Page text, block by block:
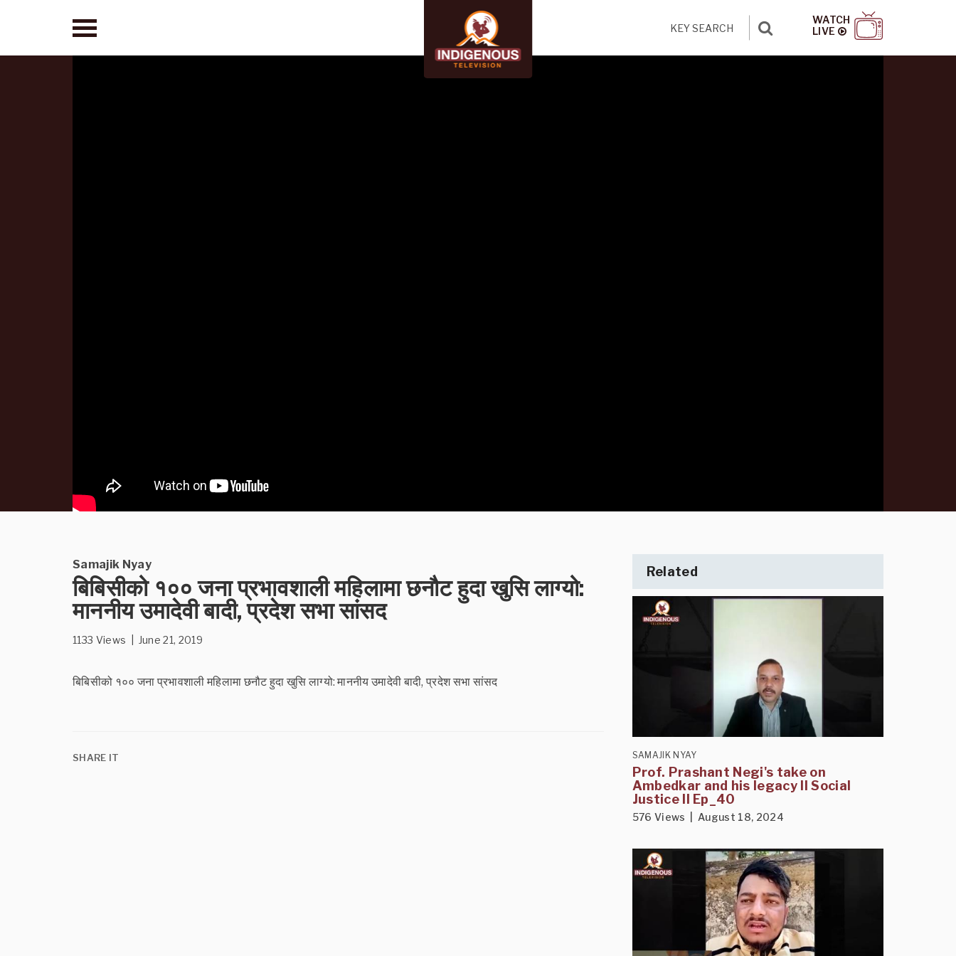
WATCH
LIVE
Samajik Nyay
बिबिसीको १०० जना प्रभावशाली महिलामा छनौट हुदा खुसि लाग्यो:
माननीय उमादेवी बादी, प्रदेश सभा सांसद
1133 Views | June 21, 2019
बिबिसीको १०० जना प्रभावशाली महिलामा छनौट हुदा खुसि लाग्यो: माननीय उमादेवी बादी, प्रदेश सभा सांसद
SHARE IT
Related
SAMAJIK NYAY
Prof. Prashant Negi's take on
Ambedkar and his legacy II Social
Justice II Ep_40
576 Views | August 18, 2024